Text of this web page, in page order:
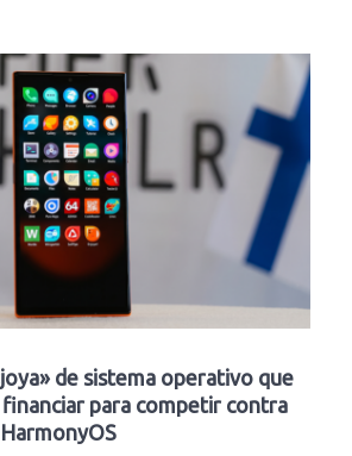
de sistema operativo que
para competir contra